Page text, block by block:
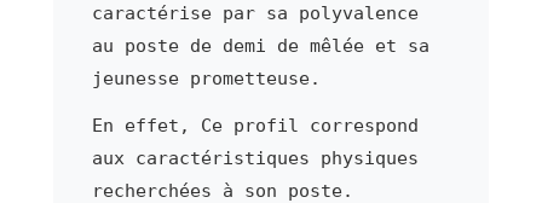
caractérise par sa polyvalence
au poste de demi de mêlée et sa
jeunesse prometteuse.
En effet, Ce profil correspond
aux caractéristiques physiques
recherchées à son poste.